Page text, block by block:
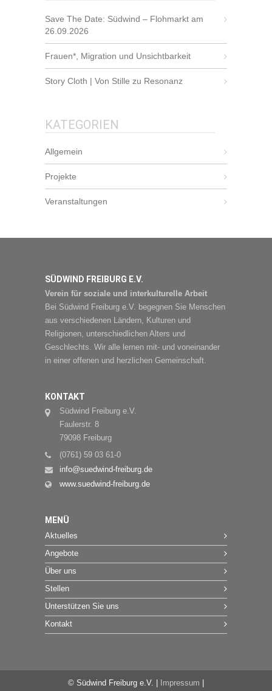
Save The Date: Südwind – Flohmarkt am
26.09.2026
Frauen*, Migration und Unsichtbarkeit
Story Cloth | Von Stille zu Resonanz
KATEGORIEN
Allgemein
Projekte
Veranstaltungen
SÜDWIND FREIBURG E.V.
Verein für soziale und interkulturelle Arbeit
Bei Südwind Freiburg e.V. begegnen Sie Menschen
aus verschiedenen Ländern, Kulturen und
Religionen, unterschiedlichen Alters und
Geschlechts. Wir alle lernen mit- und voneinander
in einer offenen und herzlichen Gemeinschaft.
KONTAKT
Südwind Freiburg e.V.
Faulerstr. 8
79098 Freiburg
(0761) 59 03 61-0
info@suedwind-freiburg.de
www.suedwind-freiburg.de
MENÜ
Aktuelles
Angebote
Über uns
Stellen
Unterstützen Sie uns
Kontakt
© Südwind Freiburg e.V. | Impressum